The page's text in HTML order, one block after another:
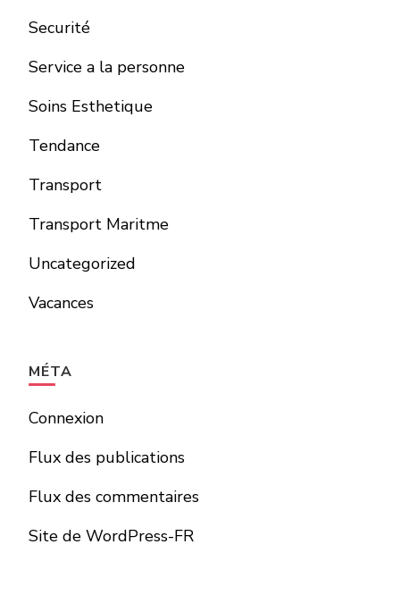
Securité
Service a la personne
Soins Esthetique
Tendance
Transport
Transport Maritme
Uncategorized
Vacances
MÉTA
Connexion
Flux des publications
Flux des commentaires
Site de WordPress-FR